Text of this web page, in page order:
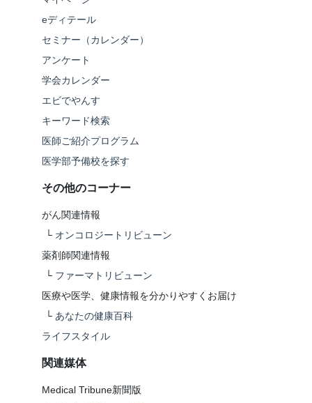
eディテール
セミナー（カレンダー）
アンケート
学会カレンダー
エビでやんす
キーワード検索
医師ご紹介プログラム
医学部予備校を探す
その他のコーナー
がん関連情報
└ オンコロジートリビューン
薬剤師関連情報
└ ファーマトリビューン
医療や医学、健康情報を分かりやすくお届け
└ あなたの健康百科
ライフスタイル
関連媒体
Medical Tribune新聞版